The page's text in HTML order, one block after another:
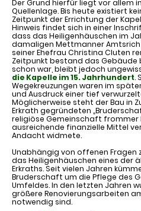
Der Grund hierfür liegt vor allem
Quellenlage. Bis heute existiert
Zeitpunkt der Errichtung der
Hinweis findet sich in einer
dass das Heiligenhäuschen im
damaligen Mettmanner
seiner Ehefrau Christina Cluten
Zeitpunkt bestand das Gebäude
schon war, bleibt jedoch
die Kapelle im 15. Jahrhundert.
Wegekreuzungen waren im
und Ausdruck einer tief
Möglicherweise steht der Bau in
Erkrath gegründeten
religiöse Gemeinschaft frommer
ausreichende finanzielle Mittel
Andacht widmete.
Unabhängig von offenen Fragen
das Heiligenhäuschen eines der
Erkraths. Seit vielen Jahren
Bruderschaft um die Pflege des
Umfeldes. In den letzten Jahren
größere Renovierungsarbeiten
notwendig sind.